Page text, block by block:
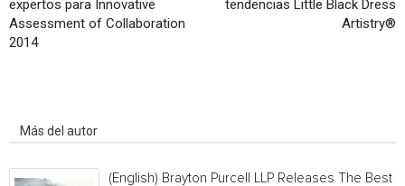
expertos para Innovative
Assessment of Collaboration
2014
tendencias Little Black Dress
Artistry®
Más del autor
(English) Brayton Purcell LLP Releases The Best